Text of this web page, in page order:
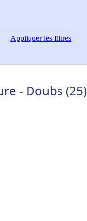
Appliquerles filtres
- Doubs (25)